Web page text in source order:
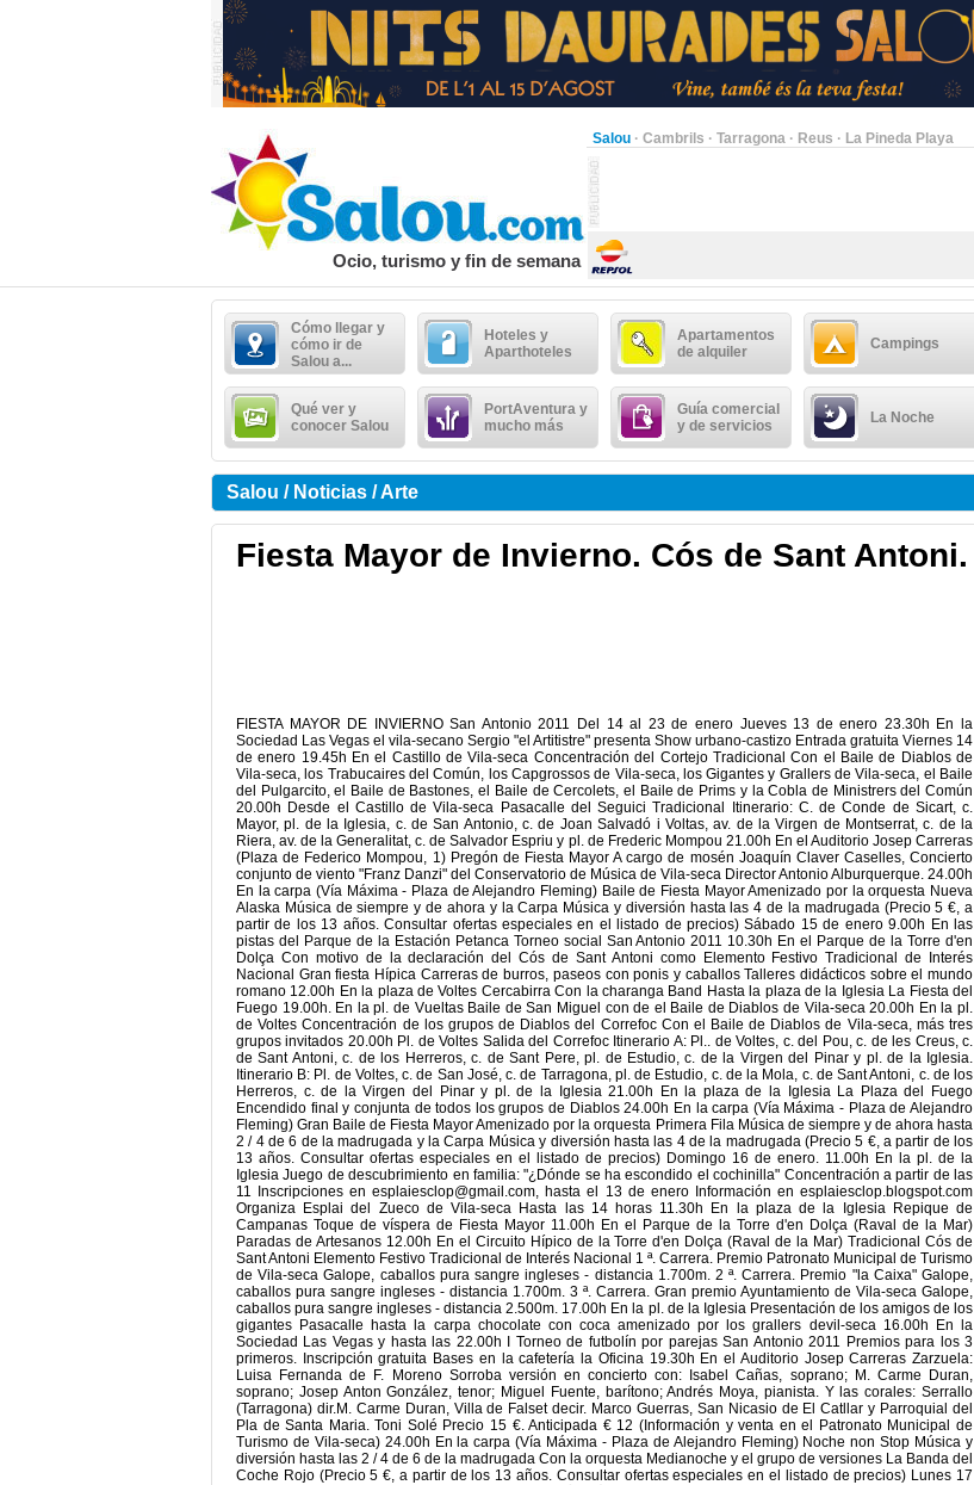
Salou · Cambrils · Tarragona · Reus · La Pineda Playa
Ocio, turismo y fin de semana
Cómo llegar y
cómo ir de
Salou a...
Hoteles y
Aparthoteles
Apartamentos
de alquiler
Campings
Qué ver y
conocer Salou
PortAventura y
mucho más
Guía comercial
y de servicios
La Noche
Salou / Noticias / Arte
Fiesta Mayor de Invierno. Cós de Sant Antoni.
FIESTA MAYOR DE INVIERNO San Antonio 2011 Del 14 al 23 de enero Jueves 13 de enero 23.30h En la
Sociedad Las Vegas el vila-secano Sergio "el Artitistre" presenta Show urbano-castizo Entrada gratuita Viernes 14
de enero 19.45h En el Castillo de Vila-seca Concentración del Cortejo Tradicional Con el Baile de Diablos de
Vila-seca, los Trabucaires del Común, los Capgrossos de Vila-seca, los Gigantes y Grallers de Vila-seca, el Baile
del Pulgarcito, el Baile de Bastones, el Baile de Cercolets, el Baile de Prims y la Cobla de Ministrers del Común
20.00h Desde el Castillo de Vila-seca Pasacalle del Seguici Tradicional Itinerario: C. de Conde de Sicart, c.
Mayor, pl. de la Iglesia, c. de San Antonio, c. de Joan Salvadó i Voltas, av. de la Virgen de Montserrat, c. de la
Riera, av. de la Generalitat, c. de Salvador Espriu y pl. de Frederic Mompou 21.00h En el Auditorio Josep Carreras
(Plaza de Federico Mompou, 1) Pregón de Fiesta Mayor A cargo de mosén Joaquín Claver Caselles, Concierto
conjunto de viento "Franz Danzi" del Conservatorio de Música de Vila-seca Director Antonio Alburquerque. 24.00h
En la carpa (Vía Máxima - Plaza de Alejandro Fleming) Baile de Fiesta Mayor Amenizado por la orquesta Nueva
Alaska Música de siempre y de ahora y la Carpa Música y diversión hasta las 4 de la madrugada (Precio 5 €, a
partir de los 13 años. Consultar ofertas especiales en el listado de precios) Sábado 15 de enero 9.00h En las
pistas del Parque de la Estación Petanca Torneo social San Antonio 2011 10.30h En el Parque de la Torre d'en
Dolça Con motivo de la declaración del Cós de Sant Antoni como Elemento Festivo Tradicional de Interés
Nacional Gran fiesta Hípica Carreras de burros, paseos con ponis y caballos Talleres didácticos sobre el mundo
romano 12.00h En la plaza de Voltes Cercabirra Con la charanga Band Hasta la plaza de la Iglesia La Fiesta del
Fuego 19.00h. En la pl. de Vueltas Baile de San Miguel con de el Baile de Diablos de Vila-seca 20.00h En la pl.
de Voltes Concentración de los grupos de Diablos del Correfoc Con el Baile de Diablos de Vila-seca, más tres
grupos invitados 20.00h Pl. de Voltes Salida del Correfoc Itinerario A: Pl.. de Voltes, c. del Pou, c. de les Creus, c.
de Sant Antoni, c. de los Herreros, c. de Sant Pere, pl. de Estudio, c. de la Virgen del Pinar y pl. de la Iglesia.
Itinerario B: Pl. de Voltes, c. de San José, c. de Tarragona, pl. de Estudio, c. de la Mola, c. de Sant Antoni, c. de los
Herreros, c. de la Virgen del Pinar y pl. de la Iglesia 21.00h En la plaza de la Iglesia La Plaza del Fuego
Encendido final y conjunta de todos los grupos de Diablos 24.00h En la carpa (Vía Máxima - Plaza de Alejandro
Fleming) Gran Baile de Fiesta Mayor Amenizado por la orquesta Primera Fila Música de siempre y de ahora hasta
2 / 4 de 6 de la madrugada y la Carpa Música y diversión hasta las 4 de la madrugada (Precio 5 €, a partir de los
13 años. Consultar ofertas especiales en el listado de precios) Domingo 16 de enero. 11.00h En la pl. de la
Iglesia Juego de descubrimiento en familia: "¿Dónde se ha escondido el cochinilla" Concentración a partir de las
11 Inscripciones enesplaiesclop@gmail.com, hasta el 13 de enero Información en esplaiesclop.blogspot.com
Organiza Esplai del Zueco de Vila-seca Hasta las 14 horas 11.30h En la plaza de la Iglesia Repique de
Campanas Toque de víspera de Fiesta Mayor 11.00h En el Parque de la Torre d'en Dolça (Raval de la Mar)
Paradas de Artesanos 12.00h En el Circuito Hípico de la Torre d'en Dolça (Raval de la Mar) Tradicional Cós de
Sant Antoni Elemento Festivo Tradicional de Interés Nacional 1 ª. Carrera. Premio Patronato Municipal de Turismo
de Vila-seca Galope, caballos pura sangre ingleses - distancia 1.700m. 2 ª. Carrera. Premio "la Caixa" Galope,
caballos pura sangre ingleses - distancia 1.700m. 3 ª. Carrera. Gran premio Ayuntamiento de Vila-seca Galope,
caballos pura sangre ingleses - distancia 2.500m. 17.00h En la pl. de la Iglesia Presentación de los amigos de los
gigantes Pasacalle hasta la carpa chocolate con coca amenizado por los grallers devil-seca 16.00h En la
Sociedad Las Vegas y hasta las 22.00h I Torneo de futbolín por parejas San Antonio 2011 Premios para los 3
primeros. Inscripción gratuita Bases en la cafetería la Oficina 19.30h En el Auditorio Josep Carreras Zarzuela:
Luisa Fernanda de F. Moreno Sorroba versión en concierto con: Isabel Cañas, soprano; M. Carme Duran,
soprano; Josep Anton González, tenor; Miguel Fuente, barítono; Andrés Moya, pianista. Y las corales: Serrallo
(Tarragona) dir.M. Carme Duran, Villa de Falset decir. Marco Guerras, San Nicasio de El Catllar y Parroquial del
Pla de Santa Maria. Toni Solé Precio 15 €. Anticipada € 12 (Información y venta en el Patronato Municipal de
Turismo de Vila-seca) 24.00h En la carpa (Vía Máxima - Plaza de Alejandro Fleming) Noche non Stop Música y
diversión hasta las 2 / 4 de 6 de la madrugada Con la orquesta Medianoche y el grupo de versiones La Banda del
Coche Rojo (Precio 5 €, a partir de los 13 años. Consultar ofertas especiales en el listado de precios) Lunes 17